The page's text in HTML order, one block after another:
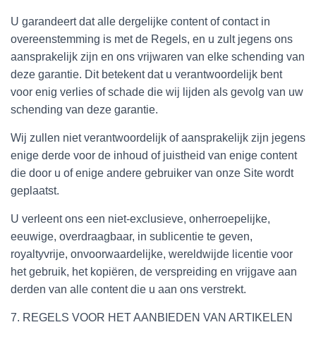
U garandeert dat alle dergelijke content of contact in
overeenstemming is met de Regels, en u zult jegens ons
aansprakelijk zijn en ons vrijwaren van elke schending van
deze garantie. Dit betekent dat u verantwoordelijk bent
voor enig verlies of schade die wij lijden als gevolg van uw
schending van deze garantie.
Wij zullen niet verantwoordelijk of aansprakelijk zijn jegens
enige derde voor de inhoud of juistheid van enige content
die door u of enige andere gebruiker van onze Site wordt
geplaatst.
U verleent ons een niet-exclusieve, onherroepelijke,
eeuwige, overdraagbaar, in sublicentie te geven,
royaltyvrije, onvoorwaardelijke, wereldwijde licentie voor
het gebruik, het kopiëren, de verspreiding en vrijgave aan
derden van alle content die u aan ons verstrekt.
7. REGELS VOOR HET AANBIEDEN VAN ARTIKELEN